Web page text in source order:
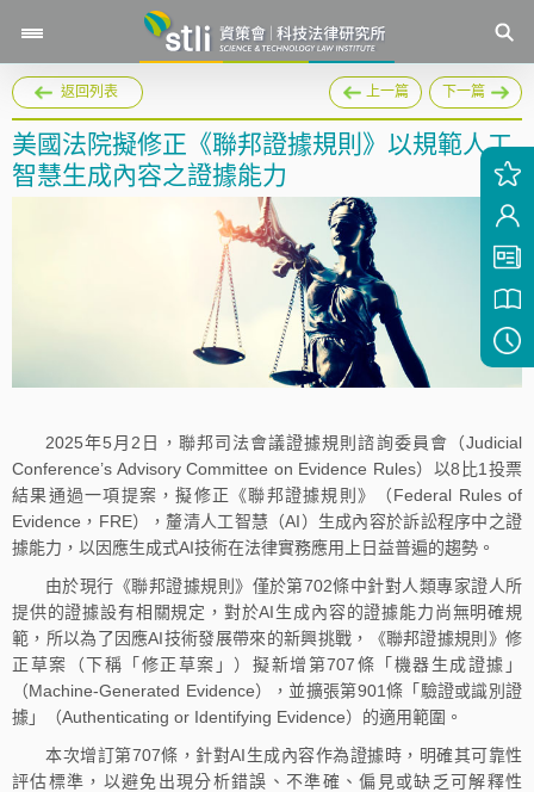
返回列表 上一篇 下一篇
美國法院擬修正《聯邦證據規則》以規範人工
智慧生成內容之證據能力
2025年5月2日，聯邦司法會議證據規則諮詢委員會（Judicial
Conference’s Advisory Committee on Evidence Rules）以8比1投票
結果通過一項提案，擬修正《聯邦證據規則》（Federal Rules of
Evidence，FRE），釐清人工智慧（AI）生成內容於訴訟程序中之證
據能力，以因應生成式AI技術在法律實務應用上日益普遍的趨勢。
由於現行《聯邦證據規則》僅於第702條中針對人類專家證人所
提供的證據設有相關規定，對於AI生成內容的證據能力尚無明確規
範，所以為了因應AI技術發展帶來的新興挑戰，《聯邦證據規則》修
正草案（下稱「修正草案」）擬新增第707條「機器生成證據」
（Machine-Generated Evidence），並擴張第901條「驗證或識別證
據」（Authenticating or Identifying Evidence）的適用範圍。
本次增訂第707條，針對AI生成內容作為證據時，明確其可靠性
評估標準，以避免出現分析錯誤、不準確、偏見或缺乏可解釋性